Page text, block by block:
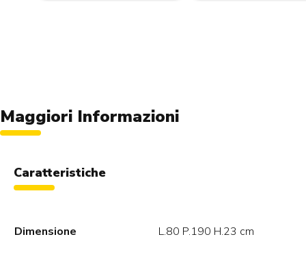
Maggiori Informazioni
Caratteristiche
Dimensione L.80 P.190 H.23 cm